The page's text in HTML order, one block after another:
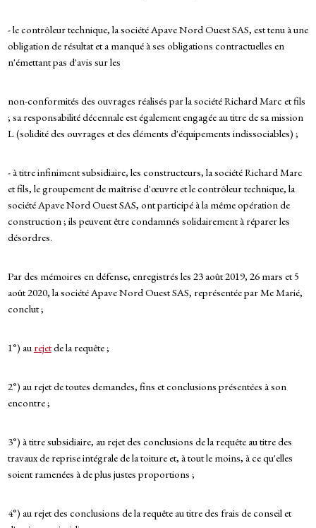
- le contrôleur technique, la société Apave Nord Ouest SAS, est tenu à une
obligation de résultat et a manqué à ses obligations contractuelles en
n'émettant pas d'avis sur les
non-conformités des ouvrages réalisés par la société Richard Marc et fils
; sa responsabilité décennale est également engagée au titre de sa mission
L (solidité des ouvrages et des éléments d'équipements indissociables) ;
- à titre infiniment subsidiaire, les constructeurs, la société Richard Marc
et fils, le groupement de maîtrise d'œuvre et le contrôleur technique, la
société Apave Nord Ouest SAS, ont participé à la même opération de
construction ; ils peuvent être condamnés solidairement à réparer les
désordres.
Par des mémoires en défense, enregistrés les 23 août 2019, 26 mars et 5
août 2020, la société Apave Nord Ouest SAS, représentée par Me Marié,
conclut ;
1°) au rejetde la requête ;
2°) au rejet de toutes demandes, fins et conclusions présentées à son
encontre ;
3°) à titre subsidiaire, au rejet des conclusions de la requête au titre des
travaux de reprise intégrale de la toiture et, à tout le moins, à ce qu'elles
soient ramenées à de plus justes proportions ;
4°) au rejet des conclusions de la requête au titre des frais de conseil et